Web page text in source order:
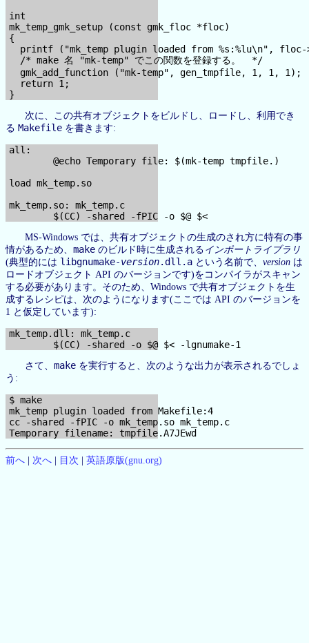
int
mk_temp_gmk_setup (const gmk_floc *floc)
{
printf ("mk_temp plugin loaded from %s:%lu\n",
  /* make 名 "mk-temp" でこの関数を登録する。  */
  gmk_add_function ("mk-temp", gen_tmpfile, 1, 1, 1);
  return 1;
次に、この共有オブジェクトをビルドし、ロードし、利用でき
る Makefile を書きます:
all:
        @echo Temporary file: $(mk-temp tmpfile.)
load mk_temp.so
mk_temp.so: mk_temp.c
MS-Windows では、共有オブジェクトの生成のされ方に特有の事
情があるため、 make のビルド時に生成される インポートライブラリ
(典型的には libgnumake-version.dll.a という名前で、 version は
ロードオブジェクト API のバージョンです)をコンパイラがスキャン
する必要があります。そのため、Windows で共有オブジェクトを生
成するレシピは、次のようになります(ここでは API のバージョンを
1 と仮定しています):
mk_temp.dll: mk_temp.c
さて、 make を実行すると、次のような出力が表示されるでしょ
う:
$ make
mk_temp plugin loaded from Makefile:4
cc -shared -fPIC -o mk_temp.so mk_temp.c
前へ | 次へ | 目次 | 英語原版(gnu.org)